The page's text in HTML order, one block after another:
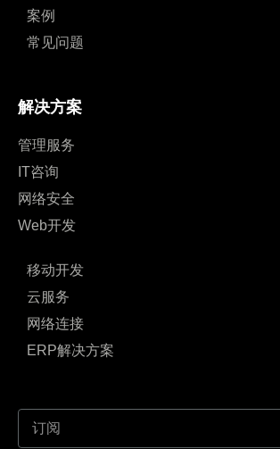
解决方案
管理服务
IT咨询
网络安全
Web开发
移动开发
云服务
网络连接
ERP解决方案
案例
常见问题